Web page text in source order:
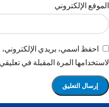
الموقع الإلكتروني
احفظ اسمي، بريدي الإلكتروني،
لاستخدامها المرة المقبلة في